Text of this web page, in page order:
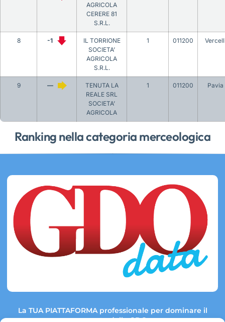
Ranking nella categoria merceologica
AGRICOLA
CERERE 81
S.R.L.
8 -1
IL TORRIONE
SOCIETA’
AGRICOLA
S.R.L.
1 011200
9 —
TENUTA LA
REALE SRL
SOCIETA’
AGRICOLA
1 011200 Pavia
La TUA PIATTAFORMA professionale per dominare il
mercato della GDO.